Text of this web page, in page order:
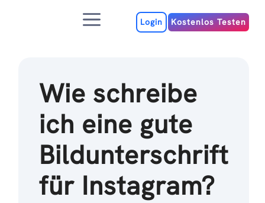
MenuLogin Kostenlos Testen
Wie schreibe
ich eine gute
Bildunterschrift
für Instagram?